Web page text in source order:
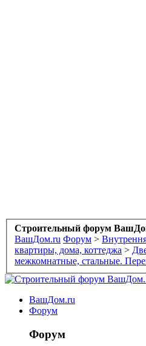
Строительный форум
ВашДом.ru Форум >
квартиры, дома, коттеджа >
межкомнатные, стальные.
ВашДом.ru
Форум
Форум